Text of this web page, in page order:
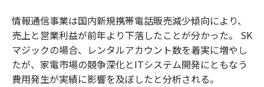
情報通信事業は国内新規携帯電話販売減少傾向により、
売上と営業利益が前年より下落したことが分かった。 SK
マジックの場合、レンタルアカウント数を着実に増やし
たが、家電市場の競争深化とITシステム開発にともなう
費用発生が実績に影響を及ぼしたと分析される。